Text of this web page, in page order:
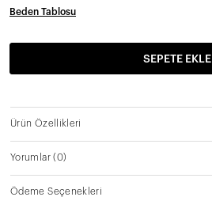
Beden Tablosu
SEPETE EKLE
Ürün Özellikleri
Yorumlar(0)
Ödeme Seçenekleri